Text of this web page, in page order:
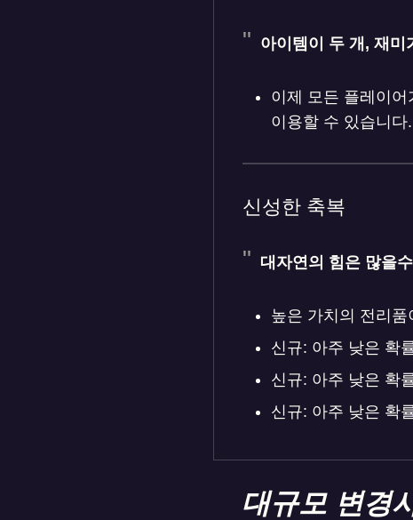
아이템이 두 개, 재미
이제 모든 플레이
이용할 수 있습니다.
신성한 축복
대자연의 힘은 많을
높은 가치의 전리
신규: 아주 낮은 확
신규: 아주 낮은 확
신규: 아주 낮은 확
대규모 변경